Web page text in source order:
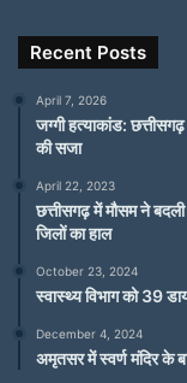
Recent Posts
April 7, 2026
जग्गी हत्याकांड:
की सजा
April 22, 2023
छत्तीसगढ़ में मौसम ने
जिलों का हाल
October 23, 2024
स्वास्थ्य विभाग को 39
December 4, 2024
अमृतसर में स्वर्ण मंदिर के